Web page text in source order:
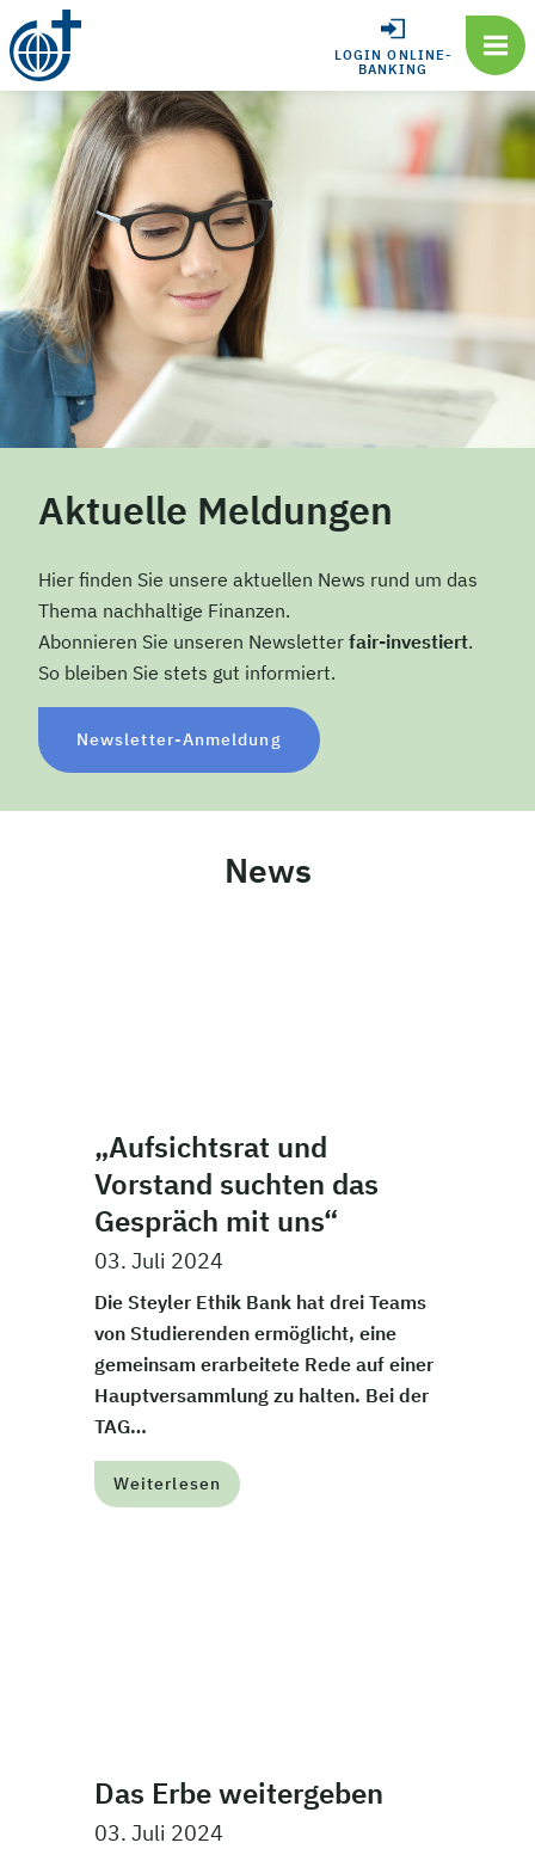
LOGIN ONLINE-
BANKING
Aktuelle Meldungen
Hier finden Sie unsere aktuellen News rund um das
Thema nachhaltige Finanzen.
Abonnieren Sie unseren Newsletter fair-investiert.
So bleiben Sie stets gut informiert.
Newsletter-Anmeldung
News
„Aufsichtsrat und
Vorstand suchten das
Gespräch mit uns“
03. Juli 2024
Die Steyler Ethik Bank hat drei Teams
von Studierenden ermöglicht, eine
gemeinsam erarbeitete Rede auf einer
Hauptversammlung zu halten. Bei der
TAG…
Weiterlesen
Das Erbe weitergeben
03. Juli 2024